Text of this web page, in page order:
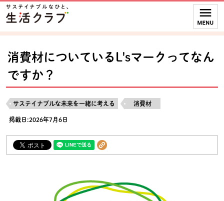
ページの先頭です。
本文へジャンプする。
ここからサイト内共通メニューです。
サイト内共通メニューをスキップする
サイト内共通メニューここまで。
消費材についているL'sマークってなん
ですか？
サステイナブルな未来を一緒に考える 消費材
掲載日:2026年7月6日